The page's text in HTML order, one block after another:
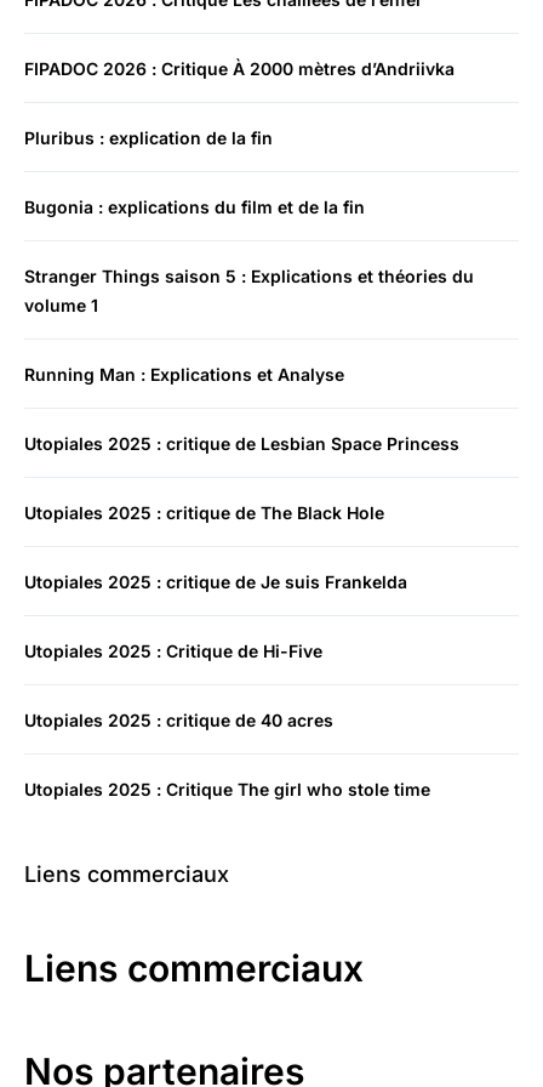
FIPADOC 2026 : Critique À 2000 mètres d’Andriivka
Pluribus : explication de la fin
Bugonia : explications du film et de la fin
Stranger Things saison 5 : Explications et théories du
volume 1
Running Man : Explications et Analyse
Utopiales 2025 : critique de Lesbian Space Princess
Utopiales 2025 : critique de The Black Hole
Utopiales 2025 : critique de Je suis Frankelda
Utopiales 2025 : Critique de Hi-Five
Utopiales 2025 : critique de 40 acres
Utopiales 2025 : Critique The girl who stole time
Liens commerciaux
Liens commerciaux
Nos partenaires